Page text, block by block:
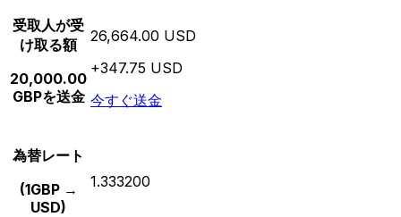
受取人が受
け取る額
20,000.00
GBPを送金
26,664.00 USD
+347.75 USD
今すぐ送金
為替レート
(1GBP →
USD)
1.333200